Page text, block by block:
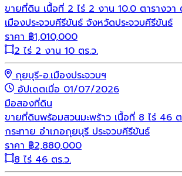
ขายที่ดิน เนื้อที่ 2 ไร่ 2 งาน 10.0 ตารางวา
เมืองประจวบคีรีขันธ์ จังหวัดประจวบคีรีขันธ์
ราคา ฿1,010,000
2 ไร่ 2 งาน 10 ตร.ว.
กุยบุรี-อ.เมืองประจวบฯ
อัปเดตเมื่อ 01/07/2026
มือสองที่ดิน
ขายที่ดินพร้อมสวนมะพร้าว เนื้อที่ 8 ไร่ 46
กระทาย อำเภอกุยบุรี ประจวบคีรีขันธ์
ราคา ฿2,880,000
8 ไร่ 46 ตร.ว.